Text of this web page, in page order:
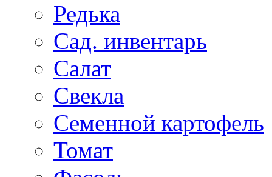
Редька
Сад. инвентарь
Салат
Свекла
Семенной картофель
Томат